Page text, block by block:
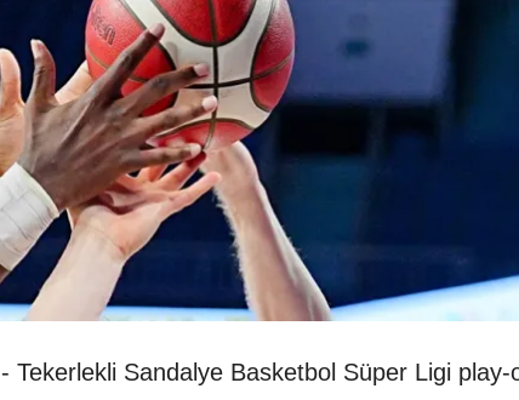
- Tekerlekli Sandalye Basketbol Süper Ligi play-